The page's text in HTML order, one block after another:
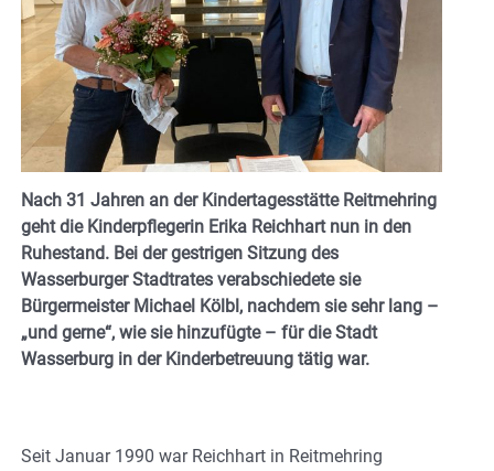
Nach 31 Jahren an der Kindertagesstätte Reitmehring
geht die Kinderpflegerin Erika Reichhart nun in den
Ruhestand. Bei der gestrigen Sitzung des
Wasserburger Stadtrates verabschiedete sie
Bürgermeister Michael Kölbl, nachdem sie sehr lang –
„und gerne“, wie sie hinzufügte – für die Stadt
Wasserburg in der Kinderbetreuung tätig war.
Seit Januar 1990 war Reichhart in Reitmehring